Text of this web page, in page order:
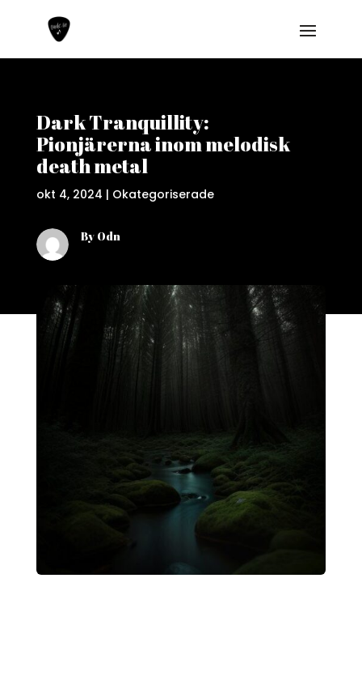
Dark Tranquillity:
Pionjärerna inom melodisk
death metal
okt 4, 2024 | Okategoriserade
By Odn